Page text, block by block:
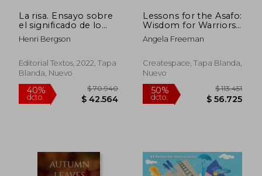
dcto. $ 48.891 dcto. $
La risa. Ensayo sobre
el significado de lo
cómico
Henri Bergson
Editorial Textos, 2022, Tapa
Blanda, Nuevo
Lessons for the Asafo:
Wisdom for Warriors-
In-Training
Angela Freeman
Createspace, Tapa Blanda,
Nuevo